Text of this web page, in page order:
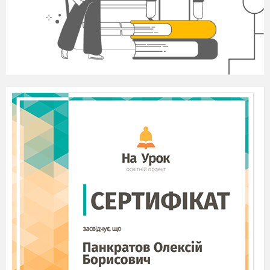
гори:Ні землі, ні неба
” (“Іван Підкова”);
особливості дій людини, її поведінки,
психічного стану: “На край світу
Полечу, достану,З пекла вирву
“Там родилась, гарцювала Козацька воля;
Там шляхтою, татарами Засівала поле,
Засівала трупом поле
” (“Думи мої, думи
мої”).
Серед гіпербол
метафора (“Ляхи
були, усе взяли,
!.. А москалі і
світ Божий В путо
закували
.” —